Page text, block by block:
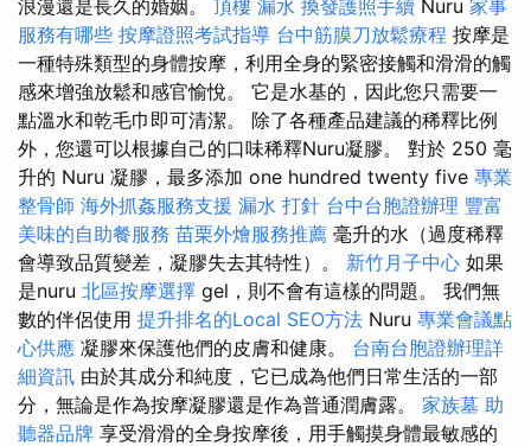
浪漫還是長久的婚姻。 頂樓 漏水 換發護照手續 Nuru 家事
服務有哪些 按摩證照考試指導 台中筋膜刀放鬆療程 按摩是
一種特殊類型的身體按摩，利用全身的緊密接觸和滑滑的觸
感來增強放鬆和感官愉悅。 它是水基的，因此您只需要一
點溫水和乾毛巾即可清潔。 除了各種產品建議的稀釋比例
外，您還可以根據自己的口味稀釋Nuru凝膠。 對於 250 毫
升的 Nuru 凝膠，最多添加 one hundred twenty five 專業
整骨師 海外抓姦服務支援 漏水 打針 台中台胞證辦理 豐富
美味的自助餐服務 苗栗外燴服務推薦 毫升的水（過度稀釋
會導致品質變差，凝膠失去其特性）。 新竹月子中心 如果
是nuru 北區按摩選擇 gel，則不會有這樣的問題。 我們無
數的伴侶使用 提升排名的Local SEO方法 Nuru 專業會議點
心供應 凝膠來保護他們的皮膚和健康。 台南台胞證辦理詳
細資訊 由於其成分和純度，它已成為他們日常生活的一部
分，無論是作為按摩凝膠還是作為普通潤膚露。 家族墓 助
聽器品牌 享受滑滑的全身按摩後，用手觸摸身體最敏感的